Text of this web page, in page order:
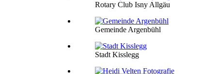
Rotary Club Isny Allgäu
Gemeinde Argenbühl
Stadt Kisslegg